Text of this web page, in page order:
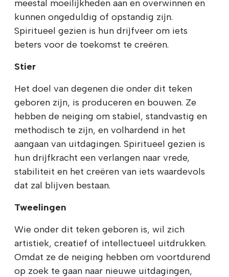
meestal moeilijkheden aan en overwinnen en
kunnen ongeduldig of opstandig zijn.
Spiritueel gezien is hun drijfveer om iets
beters voor de toekomst te creëren.
Stier
Het doel van degenen die onder dit teken
geboren zijn, is produceren en bouwen. Ze
hebben de neiging om stabiel, standvastig en
methodisch te zijn, en volhardend in het
aangaan van uitdagingen. Spiritueel gezien is
hun drijfkracht een verlangen naar vrede,
stabiliteit en het creëren van iets waardevols
dat zal blijven bestaan.
Tweelingen
Wie onder dit teken geboren is, wil zich
artistiek, creatief of intellectueel uitdrukken.
Omdat ze de neiging hebben om voortdurend
op zoek te gaan naar nieuwe uitdagingen,